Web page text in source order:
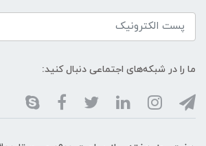
ما را در شبکه‌های اجتماعی دنبال کنید: